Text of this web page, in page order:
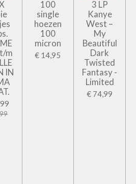
m
IN
100
single
hoezen
100
micron
€ 14,95
3 LP
Kanye
West –
My
Beautiful
Dark
Twisted
Fantasy -
Limited
€ 74,99